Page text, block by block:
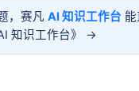
，赛凡 AI 知识工作台
知识工作台》 →